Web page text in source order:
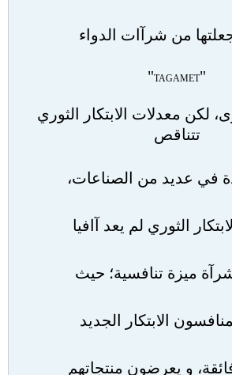
جعلتها من شرآات الدواء
"
TAGAMET
"
لكن معدلات الابتكار الثوري
تتناقص
في عديد من الصناعات،
الثوري لم يعد آافيا
ميزة تنافسية؛ حيث
الابتكار الجديد
و يعرضون منتجاتهم